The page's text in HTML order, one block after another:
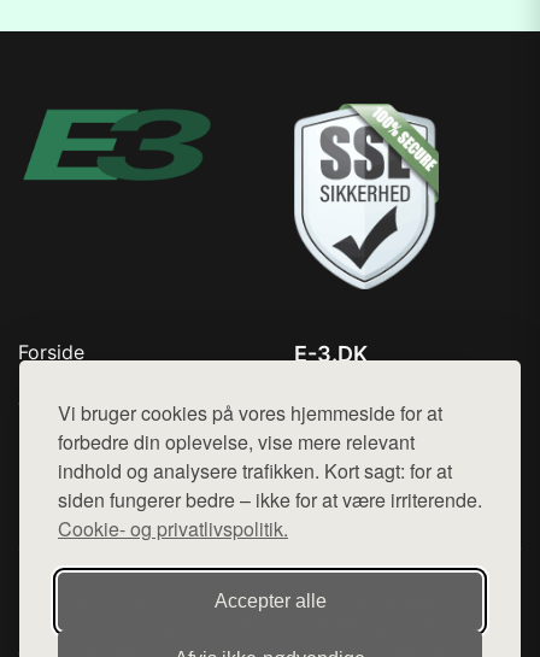
Vi bruger cookies på vores hjemmeside for at
forbedre din oplevelse, vise mere relevant
indhold og analysere trafikken. Kort sagt: for at
siden fungerer bedre – ikke for at være irriterende.
Cookie- og privatlivspolitik.
Accepter alle
Forside
Top Rabatter
Kontakt
E-3.DK
Mail: hej@want.dk
Cookie- og privatlivspolitik
Denne side er en del af want.dk, der udgiver en række
hjemmesider med præsentation af forskellige produkter fra
diverse webshops. Der sælges ikke varer fra denne side - vi